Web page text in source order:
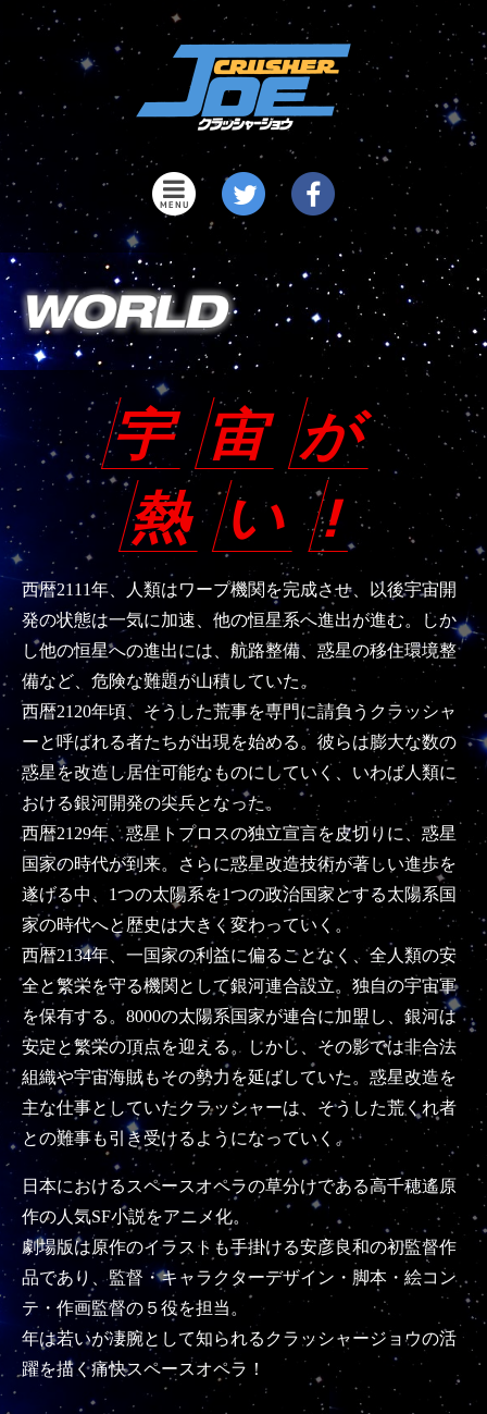
宇 宙 が
熱 い !
西暦2111年、人類はワープ機関を完成させ、以後宇宙開
発の状態は一気に加速、他の恒星系へ進出が進む。しか
し他の恒星への進出には、航路整備、惑星の移住環境整
備など、危険な難題が山積していた。
西暦2120年頃、そうした荒事を専門に請負うクラッシャ
ーと呼ばれる者たちが出現を始める。彼らは膨大な数の
惑星を改造し居住可能なものにしていく、いわば人類に
おける銀河開発の尖兵となった。
西暦2129年、惑星トプロスの独立宣言を皮切りに、惑星
国家の時代が到来。さらに惑星改造技術が著しい進歩を
遂げる中、1つの太陽系を1つの政治国家とする太陽系国
家の時代へと歴史は大きく変わっていく。
西暦2134年、一国家の利益に偏ることなく、全人類の安
全と繁栄を守る機関として銀河連合設立。独自の宇宙軍
を保有する。8000の太陽系国家が連合に加盟し、銀河は
安定と繁栄の頂点を迎える。しかし、その影では非合法
組織や宇宙海賊もその勢力を延ばしていた。惑星改造を
主な仕事としていたクラッシャーは、そうした荒くれ者
との難事も引き受けるようになっていく。
日本におけるスペースオペラの草分けである高千穂遙原
作の人気SF小説をアニメ化。
劇場版は原作のイラストも手掛ける安彦良和の初監督作
品であり、監督・キャラクターデザイン・脚本・絵コン
テ・作画監督の５役を担当。
年は若いが凄腕として知られるクラッシャージョウの活
躍を描く痛快スペースオペラ！